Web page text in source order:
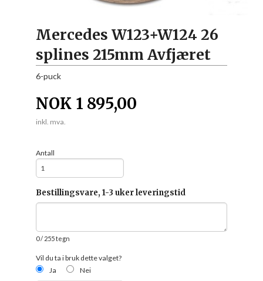
Mercedes W123+W124 26
splines 215mm Avfjæret
6-puck
NOK 1 895,00
inkl. mva.
Antall
Bestillingsvare, 1-3 uker leveringstid
0/ 255 tegn
Vil du ta i bruk dette valget?
Ja
Nei